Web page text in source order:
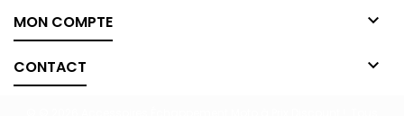
MON COMPTE 
CONTACT 